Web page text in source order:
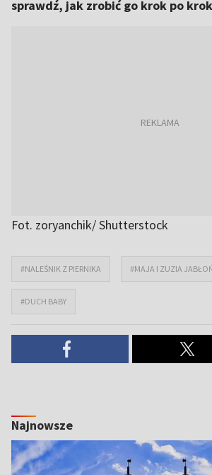
sprawdź, jak zrobić go krok po
Fot. zoryanchik/ Shutterstock
#NALEŚNIK Z PIERNIKA #MAJA I ZUZIA
#DUCH BABY
Najnowsze